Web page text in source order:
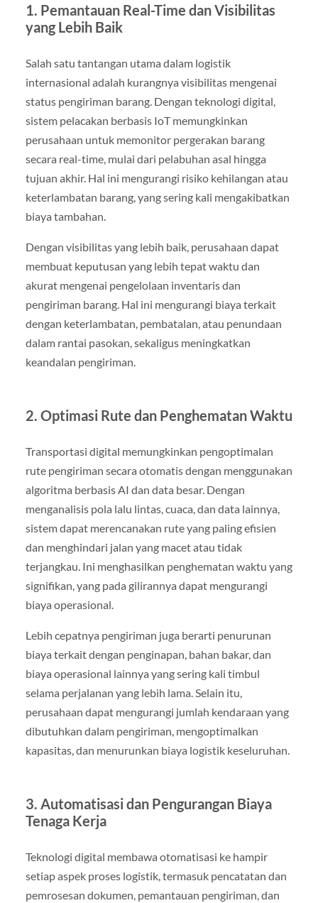
1. Pemantauan Real-Time dan Visibilitas
yang Lebih Baik
Salah satu tantangan utama dalam logistik
internasional adalah kurangnya visibilitas mengenai
status pengiriman barang. Dengan teknologi digital,
sistem pelacakan berbasis IoT memungkinkan
perusahaan untuk memonitor pergerakan barang
secara real-time, mulai dari pelabuhan asal hingga
tujuan akhir. Hal ini mengurangi risiko kehilangan atau
keterlambatan barang, yang sering kali mengakibatkan
biaya tambahan.
Dengan visibilitas yang lebih baik, perusahaan dapat
membuat keputusan yang lebih tepat waktu dan
akurat mengenai pengelolaan inventaris dan
pengiriman barang. Hal ini mengurangi biaya terkait
dengan keterlambatan, pembatalan, atau penundaan
dalam rantai pasokan, sekaligus meningkatkan
keandalan pengiriman.
2. Optimasi Rute dan Penghematan Waktu
Transportasi digital memungkinkan pengoptimalan
rute pengiriman secara otomatis dengan menggunakan
algoritma berbasis AI dan data besar. Dengan
menganalisis pola lalu lintas, cuaca, dan data lainnya,
sistem dapat merencanakan rute yang paling efisien
dan menghindari jalan yang macet atau tidak
terjangkau. Ini menghasilkan penghematan waktu yang
signifikan, yang pada gilirannya dapat mengurangi
biaya operasional.
Lebih cepatnya pengiriman juga berarti penurunan
biaya terkait dengan penginapan, bahan bakar, dan
biaya operasional lainnya yang sering kali timbul
selama perjalanan yang lebih lama. Selain itu,
perusahaan dapat mengurangi jumlah kendaraan yang
dibutuhkan dalam pengiriman, mengoptimalkan
kapasitas, dan menurunkan biaya logistik keseluruhan.
3. Automatisasi dan Pengurangan Biaya
Tenaga Kerja
Teknologi digital membawa otomatisasi ke hampir
setiap aspek proses logistik, termasuk pencatatan dan
pemrosesan dokumen, pemantauan pengiriman, dan